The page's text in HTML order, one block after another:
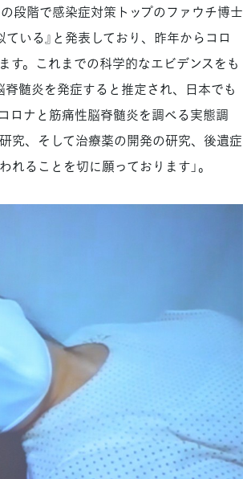
段階で感染症対策トップのファウチ博士
いる』と発表しており、昨年からコロ
す。これまでの科学的なエビデンスをも
髄炎を発症すると推定され、日本でも
ロナと筋痛性脳脊髄炎を調べる実態調
究、そして治療薬の開発の研究、後遺症
ることを切に願っております」。